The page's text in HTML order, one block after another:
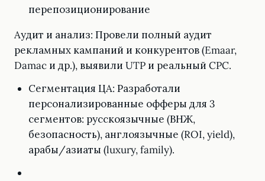
перепозиционирование
Аудит и анализ: Провели полный аудит
рекламных кампаний и конкурентов (Emaar,
Damac и др.), выявили UTP и реальный CPC.
Сегментация ЦА: Разработали
персонализированные офферы для 3
сегментов: русскоязычные (ВНЖ,
безопасность), англоязычные (ROI, yield),
арабы/азиаты (luxury, family).